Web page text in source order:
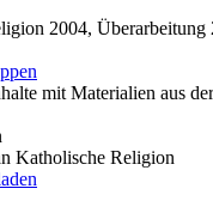
2004, Überarbeitung
mit Materialien aus
Katholische Religion